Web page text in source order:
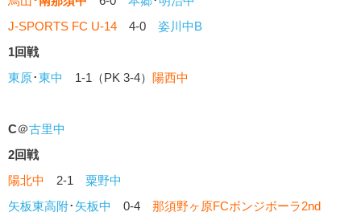
J-SPORTS FC U-14 4-0 姿川中B
1回戦
東原･東中 1-1（PK 3-4） 陽西中
C＠古里中
2回戦
陽北中
2-1 粟野中
矢板東高附･ 矢板中 0-4 那須野ヶ原FCボンジボーラ2nd